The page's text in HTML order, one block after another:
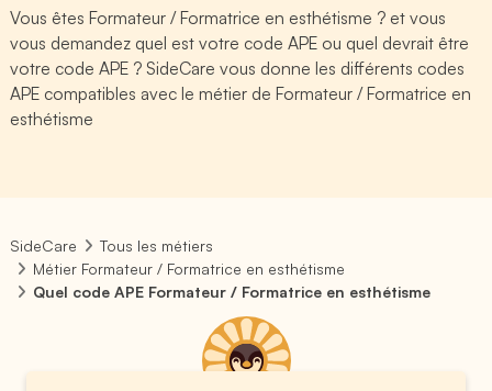
Vous êtes Formateur / Formatrice en esthétisme ? et vous
vous demandez quel est votre code APE ou quel devrait être
votre code APE ? SideCare vous donne les différents codes
APE compatibles avec le métier de Formateur / Formatrice en
esthétisme
SideCare
Tous les métiers
Métier Formateur / Formatrice en esthétisme
Quel code APE Formateur / Formatrice en esthétisme